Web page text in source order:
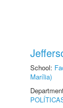
School:
Marília)